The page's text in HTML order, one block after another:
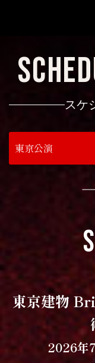
スケ
東京公演
東京建物
2026年